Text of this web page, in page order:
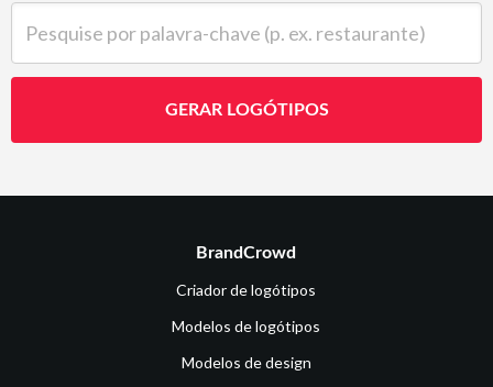
GERAR LOGÓTIPOS
BrandCrowd
Criador de logótipos
Modelos de logótipos
Modelos de design